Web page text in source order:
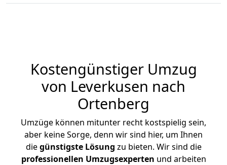
Kostengünstiger Umzug
von Leverkusen nach
Ortenberg
Umzüge können mitunter recht kostspielig sein,
aber keine Sorge, denn wir sind hier, um Ihnen
diegünstigste Lösung zu bieten. Wir sind die
professionellen Umzugsexperten und arbeiten